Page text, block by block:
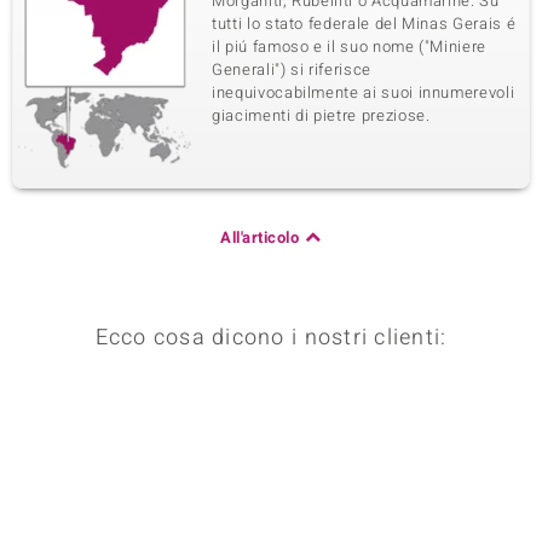
tutti lo stato federale del Minas Gerais é
il piú famoso e il suo nome ("Miniere
Generali") si riferisce
inequivocabilmente ai suoi innumerevoli
giacimenti di pietre preziose.
All'articolo
Ecco cosa dicono i nostri clienti: